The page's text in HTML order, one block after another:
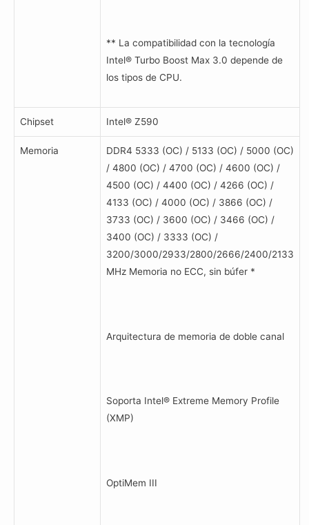
** La compatibilidad con la tecnología
Intel® Turbo Boost Max 3.0 depende de
los tipos de CPU.
Chipset Intel® Z590
Memoria
DDR4 5333 (OC) / 5133 (OC) / 5000 (OC)
/ 4800 (OC) / 4700 (OC) / 4600 (OC) /
4500 (OC) / 4400 (OC) / 4266 (OC) /
4133 (OC) / 4000 (OC) / 3866 (OC) /
3733 (OC) / 3600 (OC) / 3466 (OC) /
3400 (OC) / 3333 (OC) /
3200/3000/2933/2800/2666/2400/2133
MHz Memoria no ECC, sin búfer *
Arquitectura de memoria de doble canal
Soporta Intel® Extreme Memory Profile
(XMP)
OptiMem III